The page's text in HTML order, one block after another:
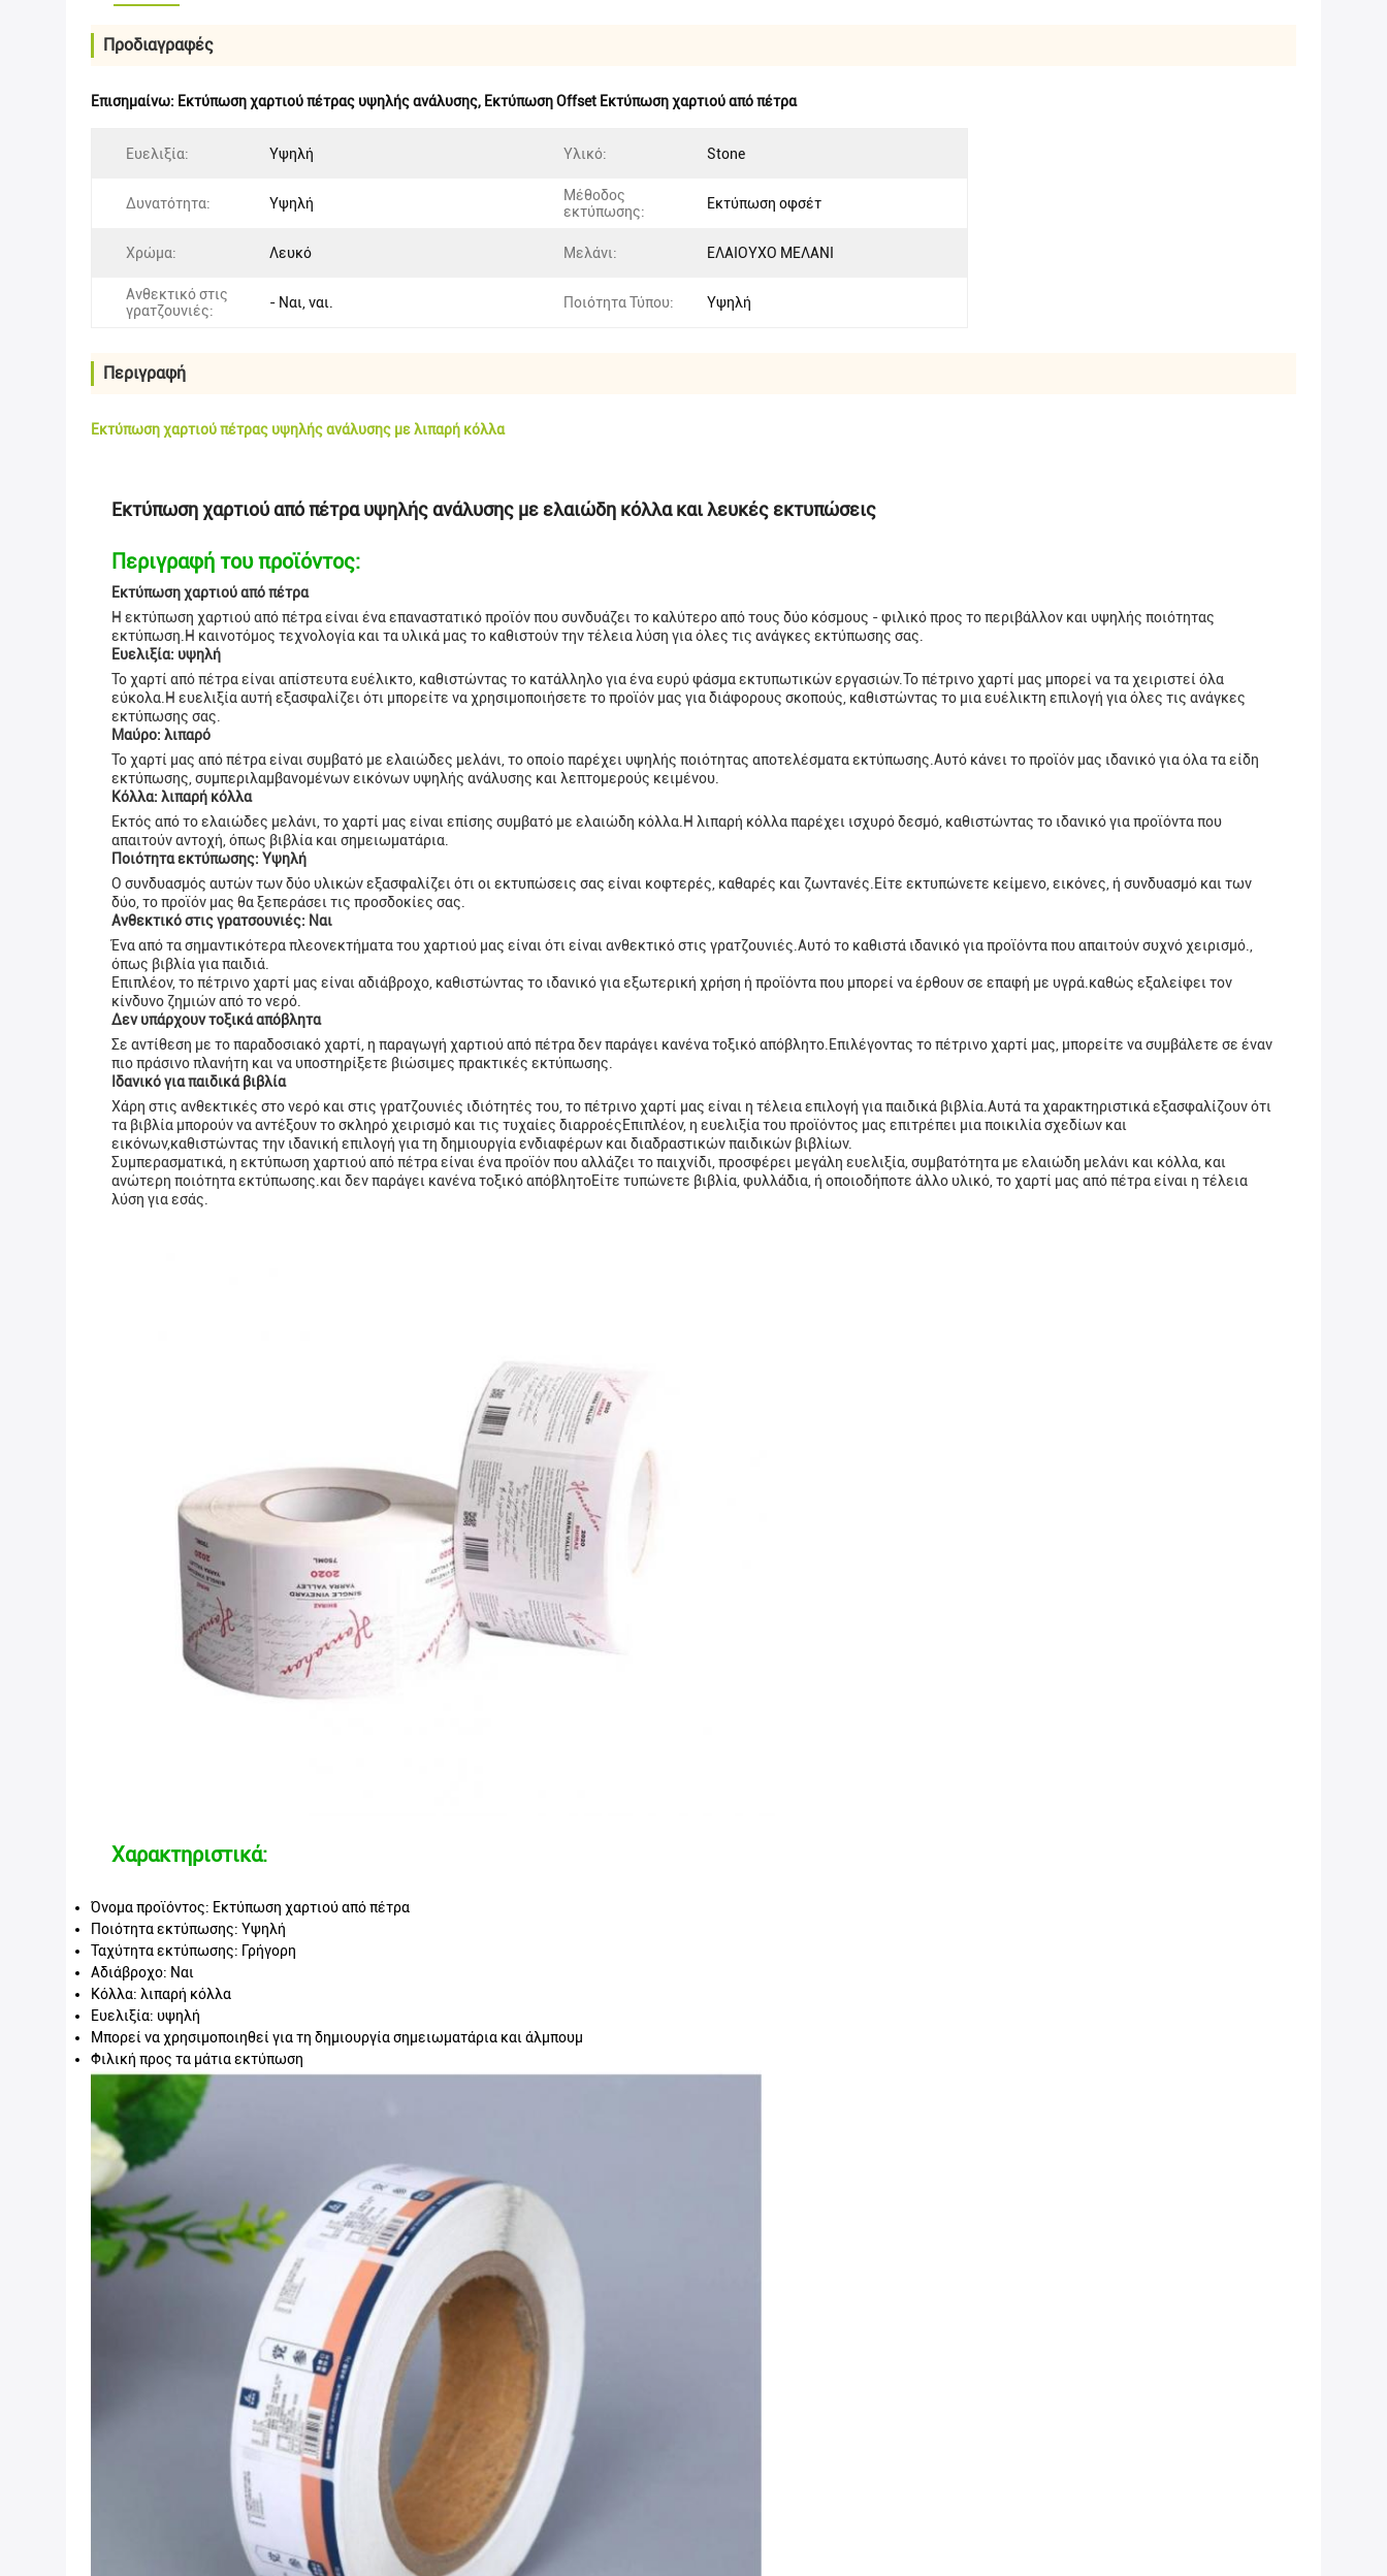
Προδιαγραφές
Επισημαίνω: Εκτύπωση χαρτιού πέτρας υψηλής ανάλυσης, Εκτύπωση Offset Εκτύπωση χαρτιού από πέτρα
Ευελιξία: Υψηλή Υλικό: Stone
Δυνατότητα: Υψηλή
Μέθοδος
εκτύπωσης:
Εκτύπωση οφσέτ
Χρώμα: Λευκό Μελάνι: ΕΛΑΙΟΥΧΟ ΜΕΛΑΝΙ
Ανθεκτικό στις
γρατζουνιές:
- Ναι, ναι. Ποιότητα Τύπου: Υψηλή
Περιγραφή
Εκτύπωση χαρτιού πέτρας υψηλής ανάλυσης με λιπαρή κόλλα
Εκτύπωση χαρτιού από πέτρα υψηλής ανάλυσης με ελαιώδη κόλλα και λευκές εκτυπώσεις
Περιγραφή του προϊόντος:
Εκτύπωση χαρτιού από πέτρα
Η εκτύπωση χαρτιού από πέτρα είναι ένα επαναστατικό προϊόν που συνδυάζει το καλύτερο από τους δύο κόσμους - φιλικό προς το περιβάλλον και υψηλής ποιότητας
εκτύπωση.Η καινοτόμος τεχνολογία και τα υλικά μας το καθιστούν την τέλεια λύση για όλες τις ανάγκες εκτύπωσης σας.
Ευελιξία: υψηλή
Το χαρτί από πέτρα είναι απίστευτα ευέλικτο, καθιστώντας το κατάλληλο για ένα ευρύ φάσμα εκτυπωτικών εργασιών.Το πέτρινο χαρτί μας μπορεί να τα χειριστεί όλα
εύκολα.Η ευελιξία αυτή εξασφαλίζει ότι μπορείτε να χρησιμοποιήσετε το προϊόν μας για διάφορους σκοπούς, καθιστώντας το μια ευέλικτη επιλογή για όλες τις ανάγκες
εκτύπωσης σας.
Μαύρο: λιπαρό
Το χαρτί μας από πέτρα είναι συμβατό με ελαιώδες μελάνι, το οποίο παρέχει υψηλής ποιότητας αποτελέσματα εκτύπωσης.Αυτό κάνει το προϊόν μας ιδανικό για όλα τα είδη
εκτύπωσης, συμπεριλαμβανομένων εικόνων υψηλής ανάλυσης και λεπτομερούς κειμένου.
Κόλλα: λιπαρή κόλλα
Εκτός από το ελαιώδες μελάνι, το χαρτί μας είναι επίσης συμβατό με ελαιώδη κόλλα.Η λιπαρή κόλλα παρέχει ισχυρό δεσμό, καθιστώντας το ιδανικό για προϊόντα που
απαιτούν αντοχή, όπως βιβλία και σημειωματάρια.
Ποιότητα εκτύπωσης: Υψηλή
Ο συνδυασμός αυτών των δύο υλικών εξασφαλίζει ότι οι εκτυπώσεις σας είναι κοφτερές, καθαρές και ζωντανές.Είτε εκτυπώνετε κείμενο, εικόνες, ή συνδυασμό και των
δύο, το προϊόν μας θα ξεπεράσει τις προσδοκίες σας.
Ανθεκτικό στις γρατσουνιές: Ναι
Ένα από τα σημαντικότερα πλεονεκτήματα του χαρτιού μας είναι ότι είναι ανθεκτικό στις γρατζουνιές.Αυτό το καθιστά ιδανικό για προϊόντα που απαιτούν συχνό χειρισμό.,
όπως βιβλία για παιδιά.
Επιπλέον, το πέτρινο χαρτί μας είναι αδιάβροχο, καθιστώντας το ιδανικό για εξωτερική χρήση ή προϊόντα που μπορεί να έρθουν σε επαφή με υγρά.καθώς εξαλείφει τον
κίνδυνο ζημιών από το νερό.
Δεν υπάρχουν τοξικά απόβλητα
Σε αντίθεση με το παραδοσιακό χαρτί, η παραγωγή χαρτιού από πέτρα δεν παράγει κανένα τοξικό απόβλητο.Επιλέγοντας το πέτρινο χαρτί μας, μπορείτε να συμβάλετε σε έναν
πιο πράσινο πλανήτη και να υποστηρίξετε βιώσιμες πρακτικές εκτύπωσης.
Ιδανικό για παιδικά βιβλία
Χάρη στις ανθεκτικές στο νερό και στις γρατζουνιές ιδιότητές του, το πέτρινο χαρτί μας είναι η τέλεια επιλογή για παιδικά βιβλία.Αυτά τα χαρακτηριστικά εξασφαλίζουν ότι
τα βιβλία μπορούν να αντέξουν το σκληρό χειρισμό και τις τυχαίες διαρροέςΕπιπλέον, η ευελιξία του προϊόντος μας επιτρέπει μια ποικιλία σχεδίων και
εικόνων,καθιστώντας την ιδανική επιλογή για τη δημιουργία ενδιαφέρων και διαδραστικών παιδικών βιβλίων.
Συμπερασματικά, η εκτύπωση χαρτιού από πέτρα είναι ένα προϊόν που αλλάζει το παιχνίδι, προσφέρει μεγάλη ευελιξία, συμβατότητα με ελαιώδη μελάνι και κόλλα, και
ανώτερη ποιότητα εκτύπωσης.και δεν παράγει κανένα τοξικό απόβλητοΕίτε τυπώνετε βιβλία, φυλλάδια, ή οποιοδήποτε άλλο υλικό, το χαρτί μας από πέτρα είναι η τέλεια
λύση για εσάς.
Χαρακτηριστικά:
Όνομα προϊόντος: Εκτύπωση χαρτιού από πέτρα
Ποιότητα εκτύπωσης: Υψηλή
Ταχύτητα εκτύπωσης: Γρήγορη
Αδιάβροχο: Ναι
Κόλλα: λιπαρή κόλλα
Ευελιξία: υψηλή
Μπορεί να χρησιμοποιηθεί για τη δημιουργία σημειωματάρια και άλμπουμ
Φιλική προς τα μάτια εκτύπωση